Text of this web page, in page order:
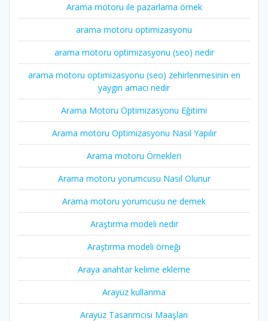
Arama motoru ile pazarlama örnek
arama motoru optimizasyonu
arama motoru optimizasyonu (seo) nedir
arama motoru optimizasyonu (seo) zehirlenmesinin en
yaygın amacı nedir
Arama Motoru Optimizasyonu Eğitimi
Arama motoru Optimizasyonu Nasıl Yapılır
Arama motoru Örnekleri
Arama motoru yorumcusu Nasıl Olunur
Arama motoru yorumcusu ne demek
Araştırma modeli nedir
Araştırma modeli örneği
Araya anahtar kelime ekleme
Arayüz kullanma
Arayüz Tasarımcısı Maaşları